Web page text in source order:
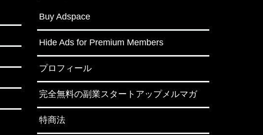
Buy Adspace
Hide Ads for Premium Members
プロフィール
完全無料の副業スタートアップメルマガ
特商法